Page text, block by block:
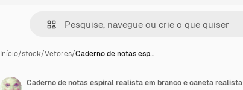
Início/stock/Vetores/Caderno de notas esp…
Caderno de notas espiral realista em branco e caneta realista